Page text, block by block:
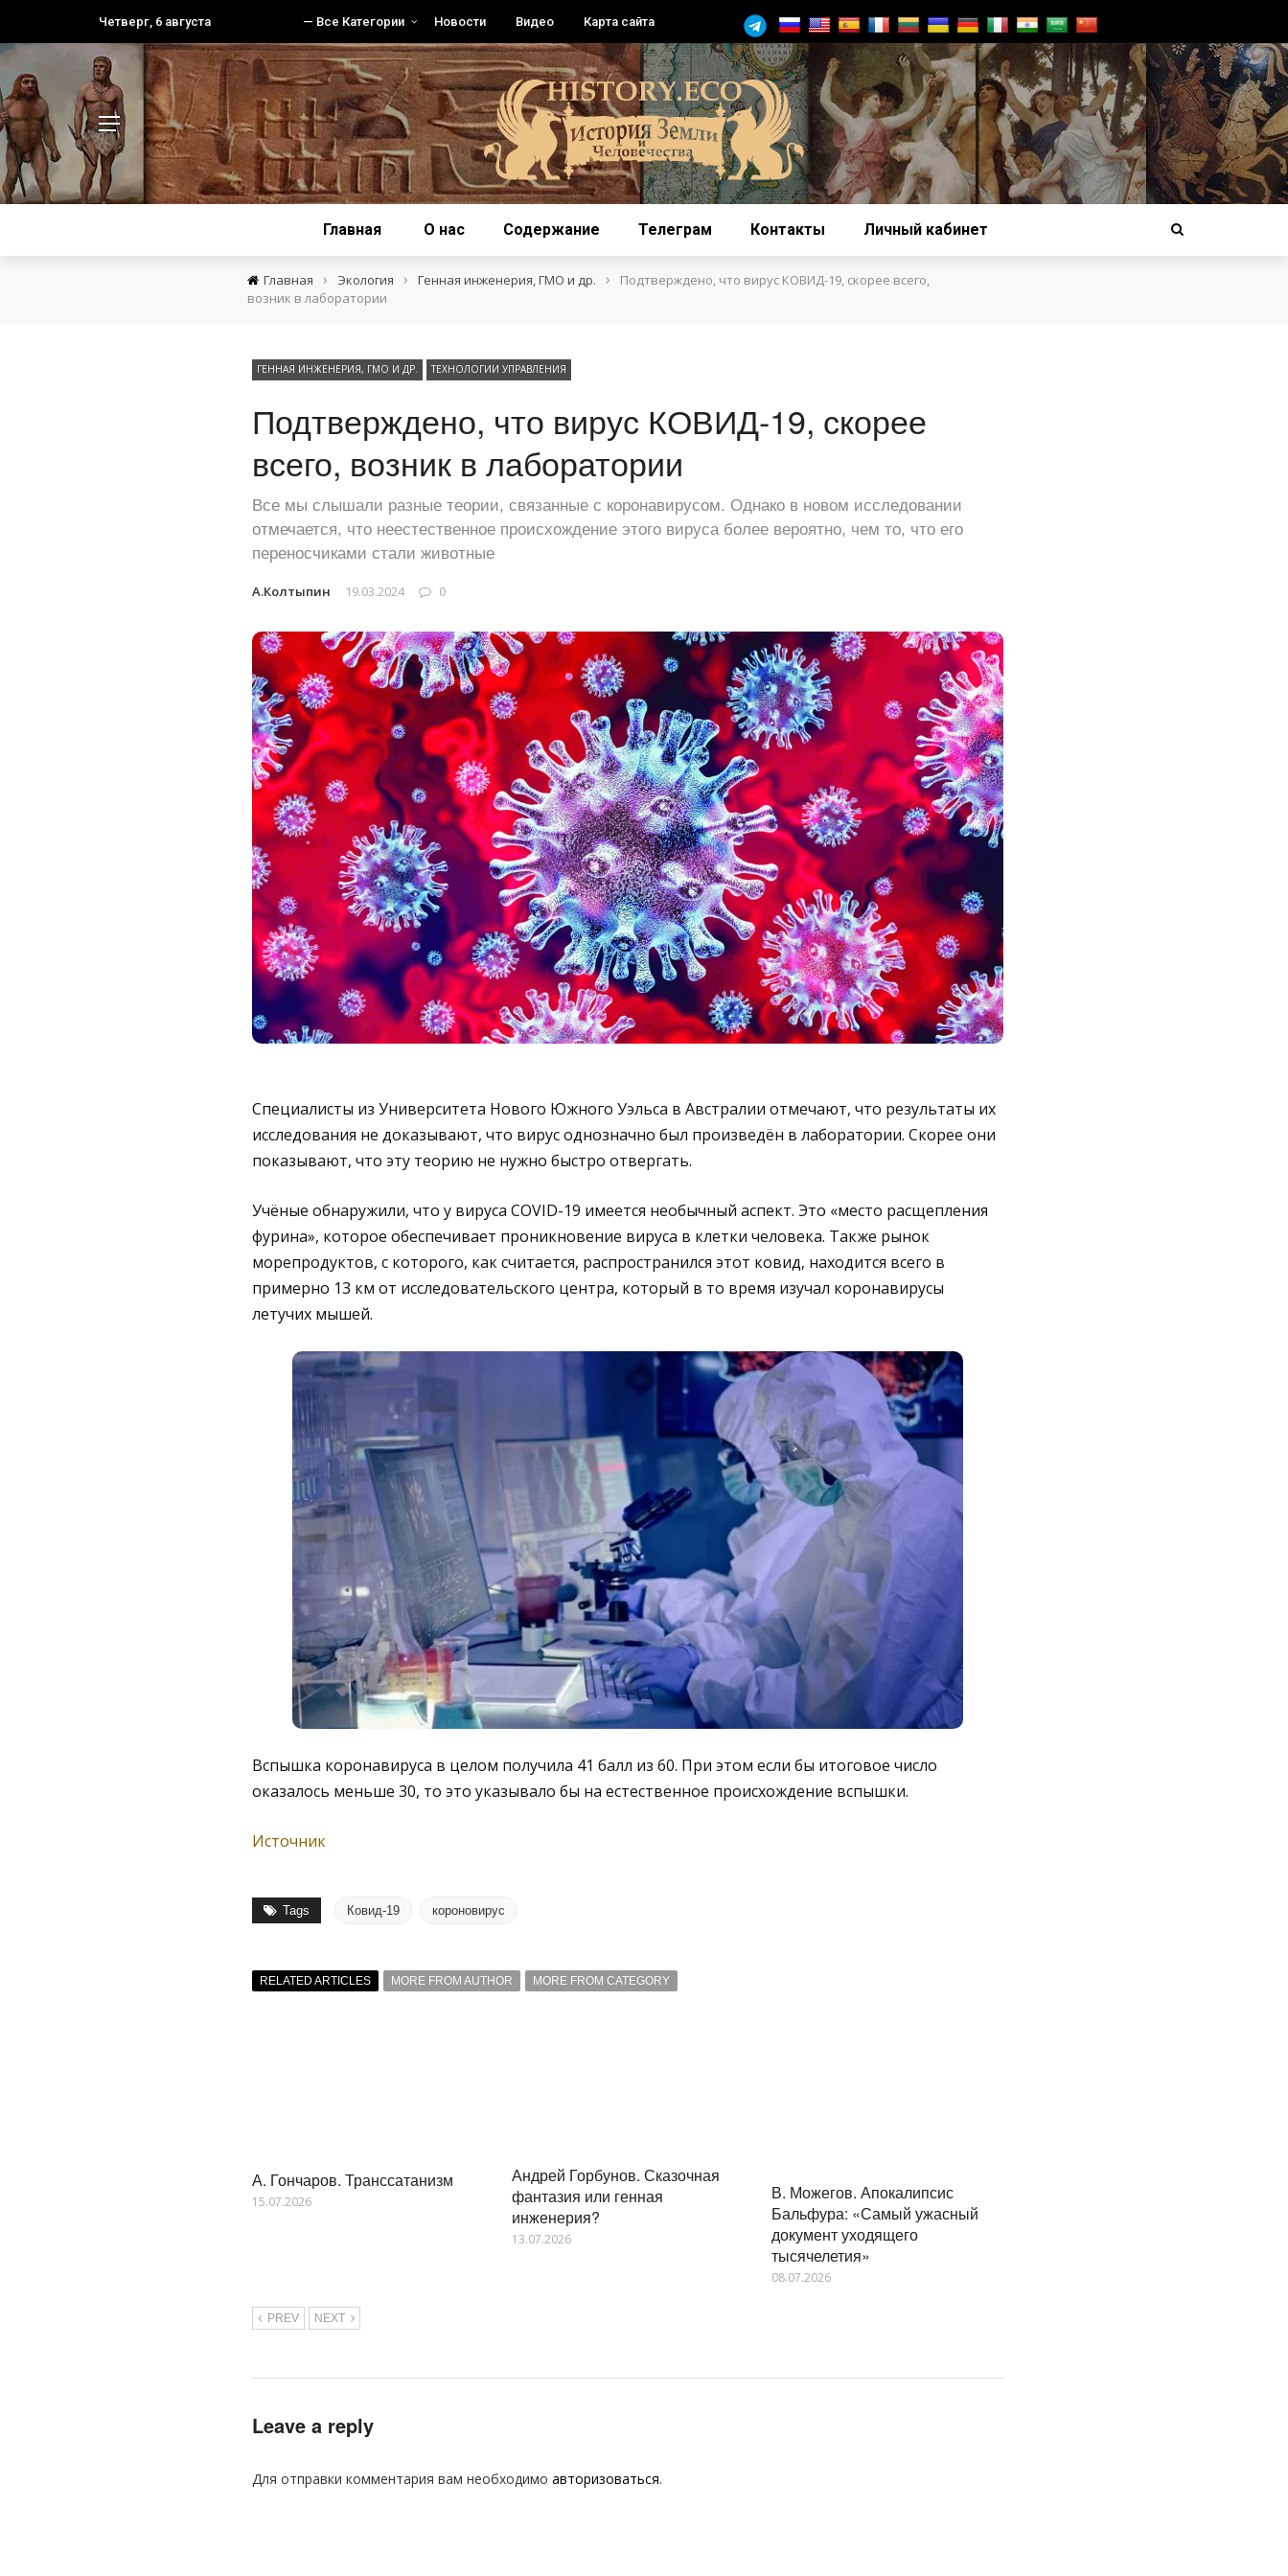
Четверг, 6 августа — Все Категории Новости Видео Карта сайта
Главная О нас Содержание Телеграм Контакты Личный кабинет
Главная › Экология › Генная инженерия, ГМО и др. ›
Подтверждено, что вирус КОВИД-19, скорее всего,
возник в лаборатории
ГЕННАЯ ИНЖЕНЕРИЯ, ГМО И ДР. ТЕХНОЛОГИИ УПРАВЛЕНИЯ
Подтверждено, что вирус КОВИД-19, скорее
всего, возник в лаборатории
Все мы слышали разные теории, связанные с коронавирусом. Однако в новом исследовании
отмечается, что неестественное происхождение этого вируса более вероятно, чем то, что его
переносчиками стали животные
А.Колтыпин 19.03.2024 0
Специалисты из Университета Нового Южного Уэльса в Австралии отмечают, что результаты их
исследования не доказывают, что вирус однозначно был произведён в лаборатории. Скорее они
показывают, что эту теорию не нужно быстро отвергать.
Учёные обнаружили, что у вируса COVID-19 имеется необычный аспект. Это «место расщепления
фурина», которое обеспечивает проникновение вируса в клетки человека. Также рынок
морепродуктов, с которого, как считается, распространился этот ковид, находится всего в
примерно 13 км от исследовательского центра, который в то время изучал коронавирусы
летучих мышей.
Вспышка коронавируса в целом получила 41 балл из 60. При этом если бы итоговое число
оказалось меньше 30, то это указывало бы на естественное происхождение вспышки.
Источник
Tags Ковид-19 короновирус
RELATED ARTICLES MORE FROM AUTHOR MORE FROM CATEGORY
А. Гончаров. Транссатанизм
15.07.2026
Андрей Горбунов. Сказочная
фантазия или генная
инженерия?
13.07.2026
В. Можегов. Апокалипсис
Бальфура: «Самый ужасный
документ уходящего
тысячелетия»
08.07.2026
PREV NEXT
Leave a reply
Для отправки комментария вам необходимо авторизоваться.